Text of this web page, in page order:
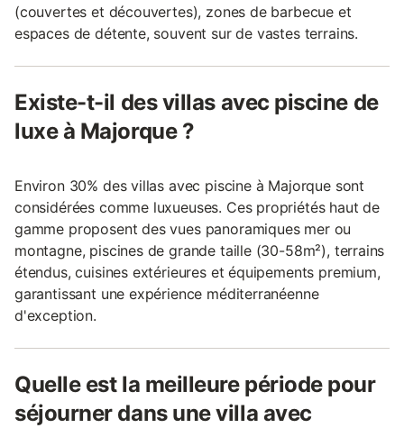
(couvertes et découvertes), zones de barbecue et
espaces de détente, souvent sur de vastes terrains.
Existe-t-il des villas avec piscine de
luxe à Majorque ?
Environ 30% des villas avec piscine à Majorque sont
considérées comme luxueuses. Ces propriétés haut de
gamme proposent des vues panoramiques mer ou
montagne, piscines de grande taille (30-58m²), terrains
étendus, cuisines extérieures et équipements premium,
garantissant une expérience méditerranéenne
d'exception.
Quelle est la meilleure période pour
séjourner dans une villa avec